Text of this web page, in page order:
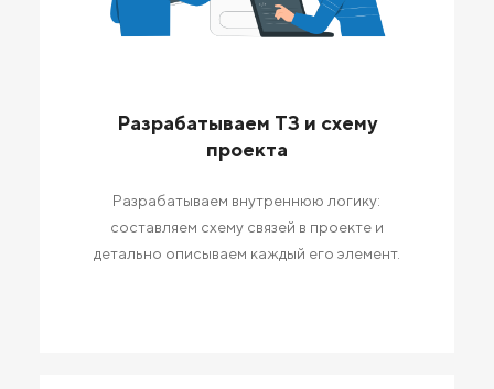
Разрабатываем ТЗ и схему
проекта
Разрабатываем внутреннюю логику:
составляем схему связей в проекте и
детально описываем каждый его элемент.